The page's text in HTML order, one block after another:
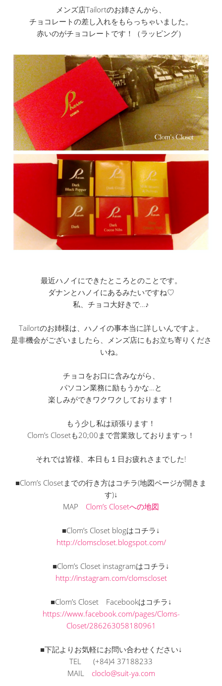
メンズ店Tailortのお姉さんから、
チョコレートの差し入れをもらっちゃいました。
赤いのがチョコレートです！（ラッピング）
最近ハノイにできたところとのことです。
ダナンとハノイにあるみたいですね♡
私、チョコ大好きで…♪
Tailortのお姉様は、ハノイの事本当に詳しいんですよ。
是非機会がございましたら、メンズ店にもお立ち寄りくださ
いね。
チョコをお口に含みながら、
パソコン業務に励もうかな…と
楽しみができワクワクしております！
もう少し私は頑張ります！
Clom’s Closetも20;00まで営業致しておりますっ！
それでは皆様、本日も１日お疲れさまでした!
■Clom’s Closetまでの行き方はコチラ(地図ページが開きま
す)↓
MAP Clom’s Closetへの地図
■Clom’s Closet blogはコチラ↓
http://clomscloset.blogspot.com/
■Clom’s Closet instagramはコチラ↓
http://instagram.com/clomscloset
■Clom’s Closet Facebookはコチラ↓
https://www.facebook.com/pages/Cloms-
Closet/286263058180961
■下記よりお気軽にお問い合わせください↓
TEL (+84)4 37188233
MAIL cloclo@suit-ya.com